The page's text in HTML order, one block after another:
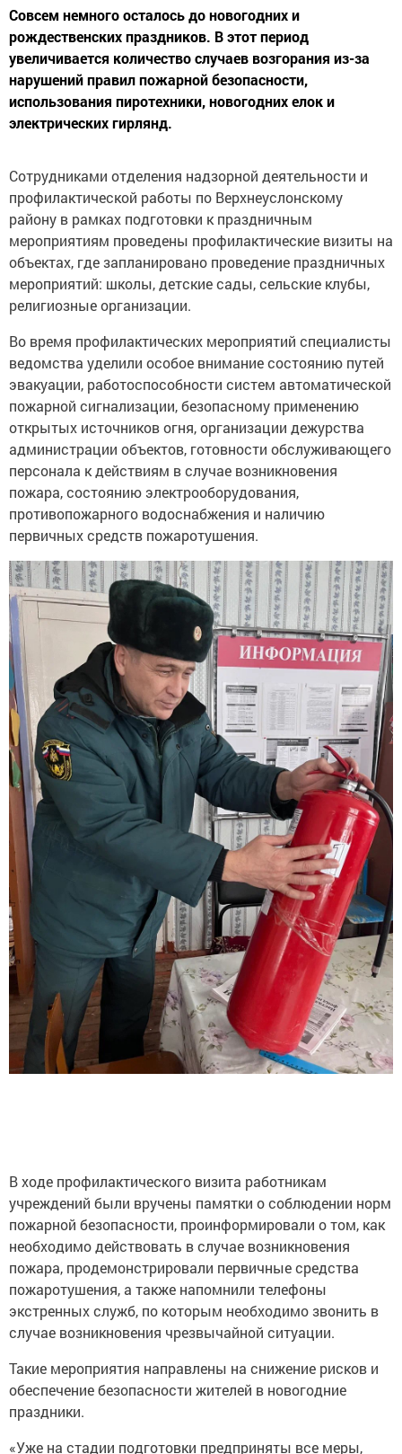
Совсем немного осталось до новогодних и
рождественских праздников. В этот период
увеличивается количество случаев возгорания из-за
нарушений правил пожарной безопасности,
использования пиротехники, новогодних елок и
электрических гирлянд.
Сотрудниками отделения надзорной деятельности и
профилактической работы по Верхнеуслонскому
району в рамках подготовки к праздничным
мероприятиям проведены профилактические визиты на
объектах, где запланировано проведение праздничных
мероприятий: школы, детские сады, сельские клубы,
религиозные организации.
Во время профилактических мероприятий специалисты
ведомства уделили особое внимание состоянию путей
эвакуации, работоспособности систем автоматической
пожарной сигнализации, безопасному применению
открытых источников огня, организации дежурства
администрации объектов, готовности обслуживающего
персонала к действиям в случае возникновения
пожара, состоянию электрооборудования,
противопожарного водоснабжения и наличию
первичных средств пожаротушения.
В ходе профилактического визита работникам
учреждений были вручены памятки о соблюдении норм
пожарной безопасности, проинформировали о том, как
необходимо действовать в случае возникновения
пожара, продемонстрировали первичные средства
пожаротушения, а также напомнили телефоны
экстренных служб, по которым необходимо звонить в
случае возникновения чрезвычайной ситуации.
Такие мероприятия направлены на снижение рисков и
обеспечение безопасности жителей в новогодние
праздники.
«Уже на стадии подготовки предприняты все меры,